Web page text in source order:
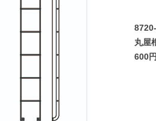
丸屋
600円